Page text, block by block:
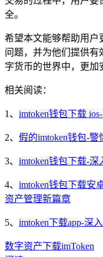
全。
希望本文能够帮助用户
问题，并为他们提供
字货币的世界中，更加
相关阅读：
1、 imtoken钱包下载
2、 假的imtoken钱包-
3、 imtoken钱包下载-深
4、 imtoken钱包下载安
资产管理新篇章
5、 imtoken下载app-深
数字资产下载imToken